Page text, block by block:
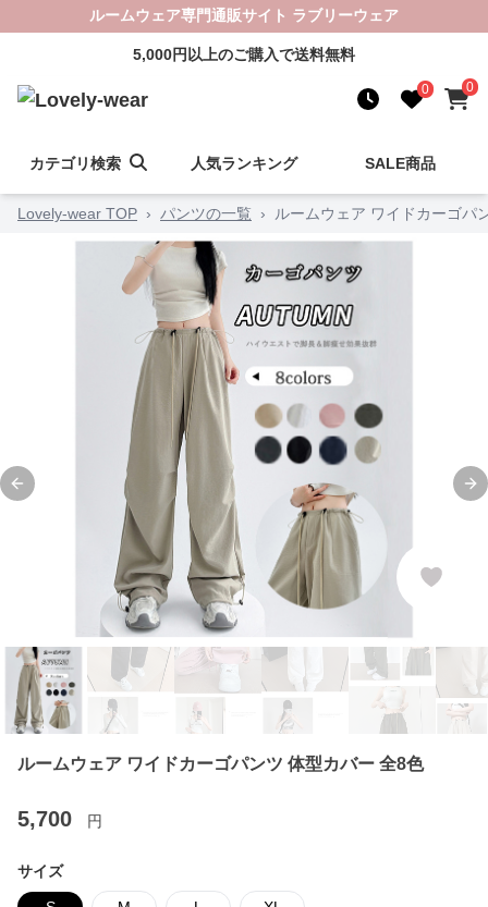
ルームウェア専門通販サイト ラブリーウェア
5,000円以上のご購入で送料無料
0 0
カテゴリ検索 人気ランキング SALE商品
Lovely-wear TOP › パンツの一覧 › ルームウェア ワイドカーゴパ
Previous slide
ルームウェア ワイドカーゴパンツ 体型カバー 全8色
5,700 円
サイズ